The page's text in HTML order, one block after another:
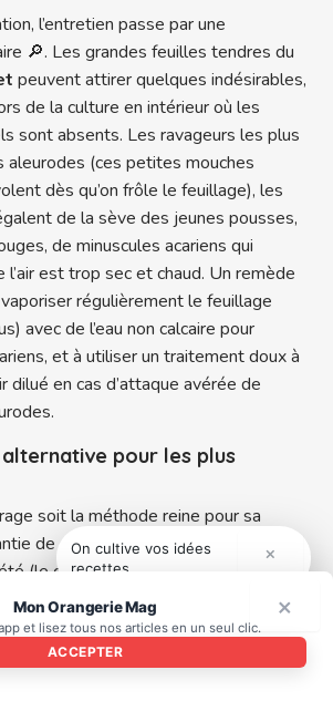
l’entretien passe par une
🔎. Les grandes feuilles tendres du
peuvent attirer quelques indésirables,
de la culture en intérieur où les
sont absents. Les ravageurs les plus
(ces petites mouches
dès qu’on frôle le feuillage), les
de la sève des jeunes pousses,
de minuscules acariens qui
est trop sec et chaud. Un remède
régulièrement le feuillage
avec de l’eau non calcaire pour
et à utiliser un traitement doux à
dilué en cas d’attaque avérée de
alternative pour les plus
soit la méthode reine pour sa
de conserver les caractéristiques
(le clone), le semis de l’
est une aventure passionnante pour les
Si, par un heureux hasard, une fleur
à être pollinisée, elle produira
×
On cultive vos idées
recettes.
×
Mon Orangerie Mag
et lisez tous nos articles en un seul clic.
ACCEPTER